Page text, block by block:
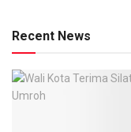
Recent News